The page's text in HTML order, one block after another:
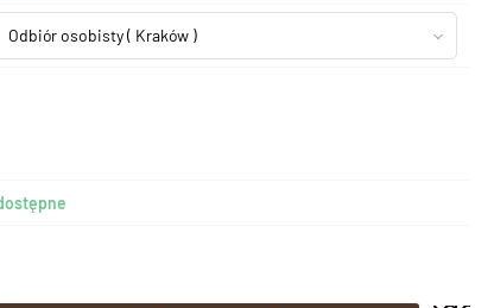
Odbiór osobisty( Kraków )